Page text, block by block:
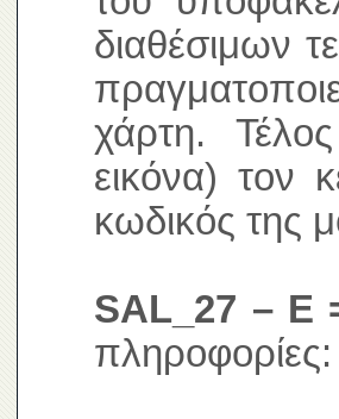
διαθέσιμων
χάρτη.
εικόνα) τον
κωδικός της
SAL_27 – E
πληροφορίες: